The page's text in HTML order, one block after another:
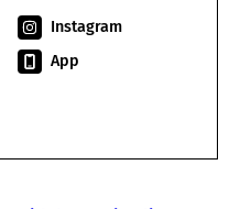
Instagram
App